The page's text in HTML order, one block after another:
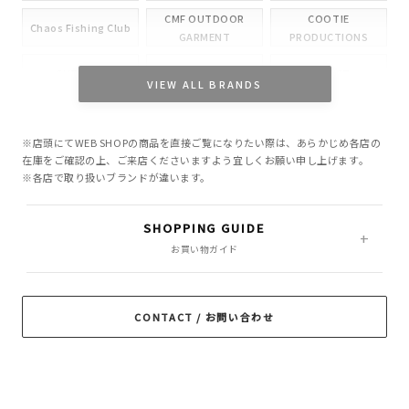
Chaos Fishing Club
CMF OUTDOOR
GARMENT
COOTIE
PRODUCTIONS
INCOMPLETE
TOKYO
Little Yarmouth
M&M CUSTOM
MASSES MINE OWN
POLIQUANT
PORKCHOP GARAGE
RADIALL RATS ROTTWEILER
ROUGH AND
VIEW ALL BRANDS
※店頭にてWEB SHOPの商品を直接ご覧になりたい際は、あらかじめ各店の
在庫をご確認の上、ご来店くださいますよう宜しくお願い申し上げます。
※各店で取り扱いブランドが違います。
SHOPPING GUIDE
お買い物ガイド
CONTACT / お問い合わせ